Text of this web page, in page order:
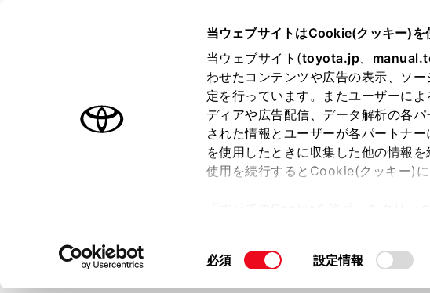
は必須です。
当ウェブサイトはCookie(クッキー)を
当ウェブサイト(toyota.jp、
わせたコンテンツや広告の表示、ソ
定を行っています。またユーザーに
ディアや広告配信、データ解析の各
された情報とユーザーが各パートナ
を使用したときに収集した他の情報
使用を続行するとCookie(クッキー)に
て」をご覧ください。
同
必須 設定情報
中古車：お問い合わせ
お客さま情報の入力